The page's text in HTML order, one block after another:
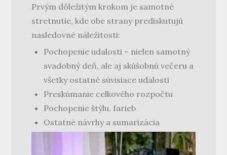
Prvým dôležitým krokom je samotné
stretnutie, kde obe strany prediskutujú
nasledovné náležitosti:
Pochopenie udalosti – nielen samotný
svadobný deň, ale aj skúšobnú večeru a
všetky ostatné súvisiace udalosti
Preskúmanie celkového rozpočtu
Pochopenie štýlu, farieb
Ostatné návrhy a sumarizácia